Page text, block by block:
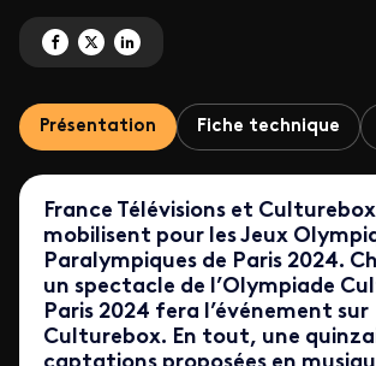
Partagez 'L'opéra des Cercles Sacrés' sur Facebook
Partagez 'L'opéra des Cercles Sacrés' sur X
Partagez 'L'opéra des Cercles Sacrés' sur
Présentation Fiche technique
France Télévisions et Culturebox
mobilisent pour les Jeux
Paralympiques de Paris 2024.
un spectacle de l’Olympiade
Paris 2024 fera l’événement sur
Culturebox. En tout, une